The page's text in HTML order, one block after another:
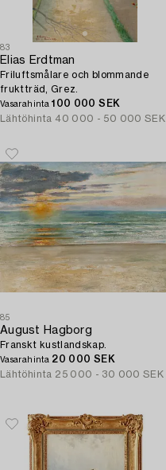
83
Elias Erdtman
Friluftsmålare och blommande
fruktträd, Grez.
Vasarahinta100 000 SEK
Lähtöhinta 40 000 - 50 000 SEK
85
August Hagborg
Franskt kustlandskap.
Vasarahinta 20 000 SEK
Lähtöhinta 25 000 - 30 000 SEK